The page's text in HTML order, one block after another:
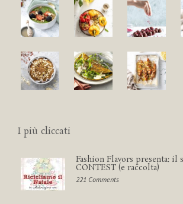
I più cliccati
Fashion Flavors presenta: il
CONTEST (e raccolta)
221 Comments